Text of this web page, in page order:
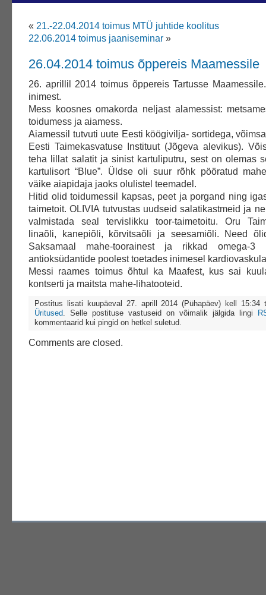
« 21.-22.04.2014 toimus MTÜ juhtide koolitus
22.06.2014 toimus jaaniseminar »
26.04.2014 toimus õppereis Maamessile
26. aprillil 2014 toimus õppereis Tartusse
inimest.
Mess koosnes omakorda neljast alamessist:
toidumess ja aiamess.
Aiamessil tutvuti uute Eesti köögivilja- sortidega,
Eesti Taimekasvatuse Instituut (Jõgeva alevikus).
teha lillat salatit ja sinist kartuliputru, sest on olemas
kartulisort “Blue”. Üldse oli suur rõhk pööratud
väike aiapidaja jaoks olulistel teemadel.
Hitid olid toidumessil kapsas, peet ja porgand ning
taimetoit. OLIVIA tutvustas uudseid salatikastmeid ja
valmistada seal tervislikku toor-taimetoitu. Oru
linaõli, kanepiõli, kõrvitsaõli ja seesamiõli. Need
Saksamaal mahe-toorainest ja rikkad omega-3
antioksüdantide poolest toetades inimesel
Messi raames toimus õhtul ka Maafest, kus sai
kontserti ja maitsta mahe-lihatooteid.
Postitus lisati kuupäeval 27. aprill 2014 (Pühapäev) kell 15:34
Üritused. Selle postituse vastuseid on võimalik jälgida lingi
kommentaarid kui pingid on hetkel suletud.
Comments are closed.